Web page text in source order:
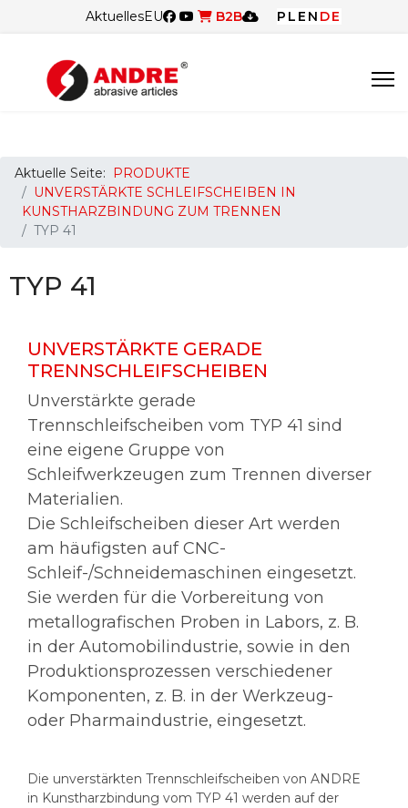
AktuellesEU B2B PL EN DE
Aktuelle Seite:
PRODUKTE
UNVERSTÄRKTE SCHLEIFSCHEIBEN IN
KUNSTHARZBINDUNG ZUM TRENNEN
TYP 41
TYP 41
UNVERSTÄRKTE GERADE
TRENNSCHLEIFSCHEIBEN
Unverstärkte gerade
Trennschleifscheiben vom TYP 41 sind
eine eigene Gruppe von
Schleifwerkzeugen zum Trennen diverser
Materialien.
Die Schleifscheiben dieser Art werden
am häufigsten auf CNC-
Schleif-/Schneidemaschinen eingesetzt.
Sie werden für die Vorbereitung von
metallografischen Proben in Labors, z. B.
in der Automobilindustrie, sowie in den
Produktionsprozessen verschiedener
Komponenten, z. B. in der Werkzeug-
oder Pharmaindustrie, eingesetzt.
Die unverstärkten Trennschleifscheiben von ANDRE
in Kunstharzbindung vom TYP 41 werden auf der